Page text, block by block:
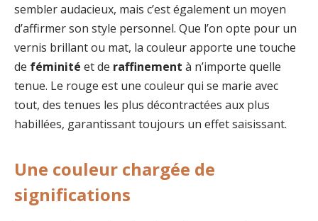
sembler audacieux, mais c’est également un moyen
d’affirmer son style personnel. Que l’on opte pour un
vernis brillant ou mat, la couleur apporte une touche
de féminité et de raffinement à n’importe quelle
tenue. Le rouge est une couleur qui se marie avec
tout, des tenues les plus décontractées aux plus
habillées, garantissant toujours un effet saisissant.
Une couleur chargée de
significations